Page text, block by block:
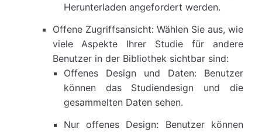
Herunterladen angefordert werden.
Offene Zugriffsansicht: Wählen Sie aus, wie
viele Aspekte Ihrer Studie für andere
Benutzer in der Bibliothek sichtbar sind:
Offenes Design und Daten: Benutzer
können das Studiendesign und die
gesammelten Daten sehen.
Nur offenes Design: Benutzer können